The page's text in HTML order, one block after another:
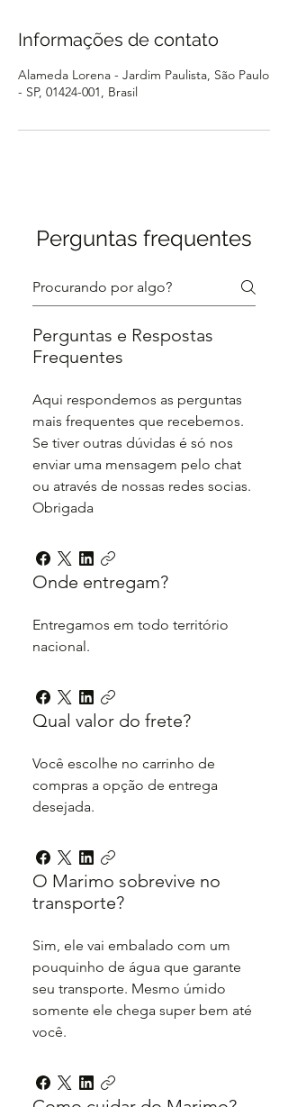
Informações de contato
Alameda Lorena - Jardim Paulista, São Paulo
- SP, 01424-001, Brasil
Perguntas frequentes
Perguntas e Respostas
Frequentes
Aqui respondemos as perguntas
mais frequentes que recebemos.
Se tiver outras dúvidas é só nos
enviar uma mensagem pelo chat
ou através de nossas redes socias.
Obrigada
Onde entregam?
Entregamos em todo território
nacional.
Qual valor do frete?
Você escolhe no carrinho de
compras a opção de entrega
desejada.
O Marimo sobrevive no
transporte?
Sim, ele vai embalado com um
pouquinho de água que garante
seu transporte. Mesmo úmido
somente ele chega super bem até
você.